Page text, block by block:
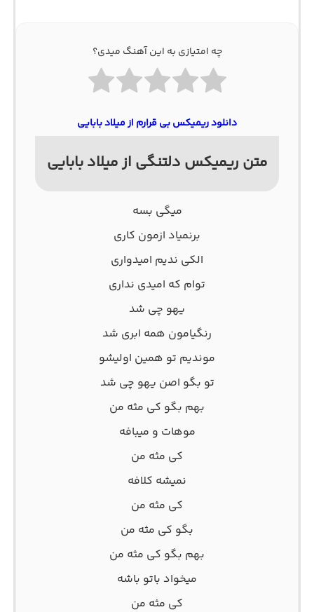
چه امتیازی به این آهنگ میدی؟
دانلود ریمیکس بی قرارم از میلاد بابایی
متن ریمیکس دلتنگی از میلاد بابایی
میگی بسه
برنمیاد ازمون کاری
الکی ندیم امیدواری
توام که امیدی نداری
یهو چی شد
رنگیامون همه ابری شد
موندیم تو همین اولیشو
تو بگو اصن یهو چی شد
بهم بگو کی مثه من
موهات و میبافه
کی مثه من
نمیشه کلافه
کی مثه من
بگو کی مثه من
بهم بگو کی مثه من
میخواد باتو باشه
کی مثه من